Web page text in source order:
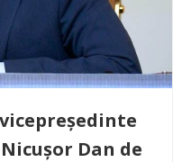
Dan de